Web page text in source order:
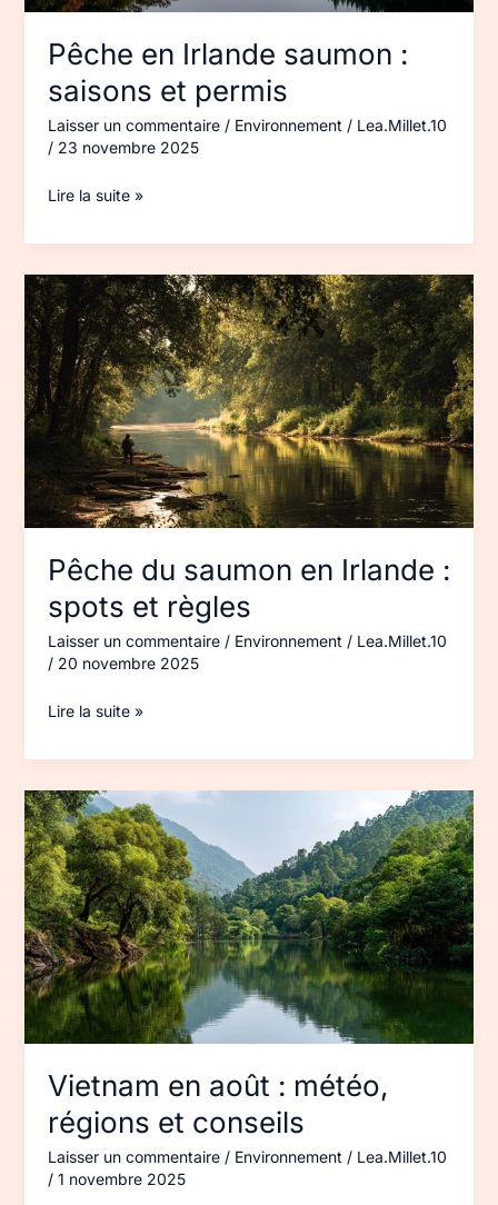
Pêche en Irlande saumon :
saisons et permis
Laisser un commentaire / Environnement / Lea.Millet.10
/ 23 novembre 2025
Lire la suite »
Pêche du saumon en Irlande :
spots et règles
Laisser un commentaire / Environnement / Lea.Millet.10
/ 20 novembre 2025
Pêche
du
saumon
en
Irlande :
spots
et
règles
Lire la suite »
Vietnam en août : météo,
régions et conseils
Laisser un commentaire / Environnement / Lea.Millet.10
/ 1 novembre 2025
Vietnam
en
août :
météo,
régions
et
conseils